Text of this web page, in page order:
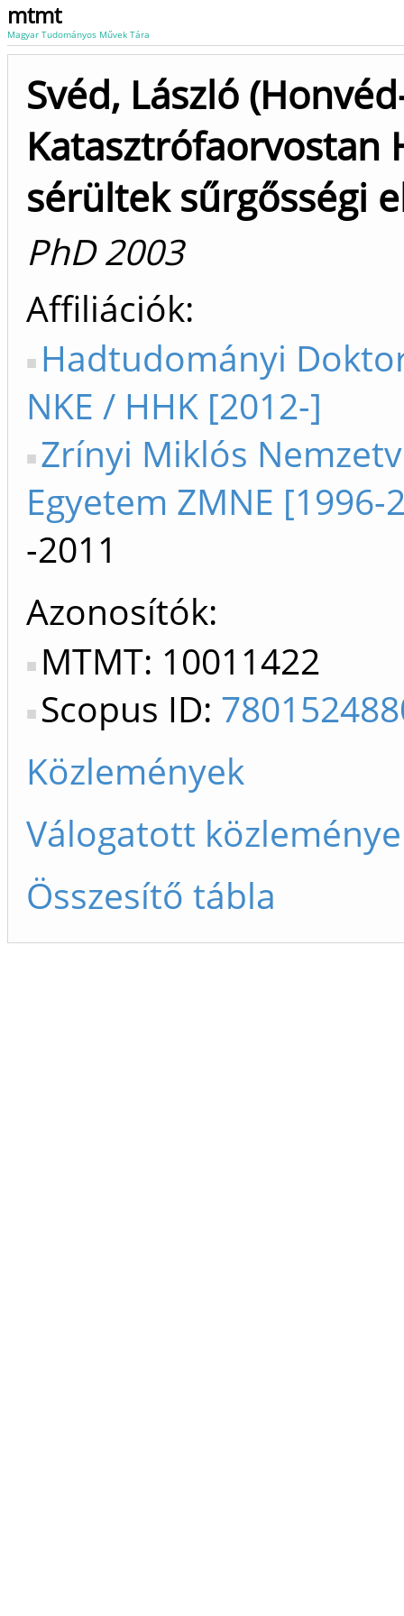
mtmt
Magyar Tudományos Művek Tára
Svéd, László
Katasztrófaorvostan
sérültek sűrgősségi
PhD 2003
Affiliációk
Hadtudományi
NKE / HHK [2012-]
Zrínyi Miklós
Egyetem ZMNE [1996-
-2011
Azonosítók
MTMT: 10011422
Scopus ID:
Közlemények
Válogatott
Összesítő tábla